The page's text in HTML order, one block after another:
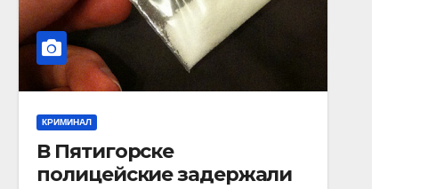
КРИМИНАЛ
В Пятигорске
полицейские задержали